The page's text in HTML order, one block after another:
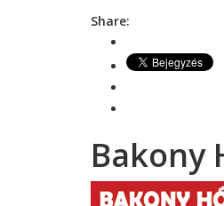
Share:
Bakony